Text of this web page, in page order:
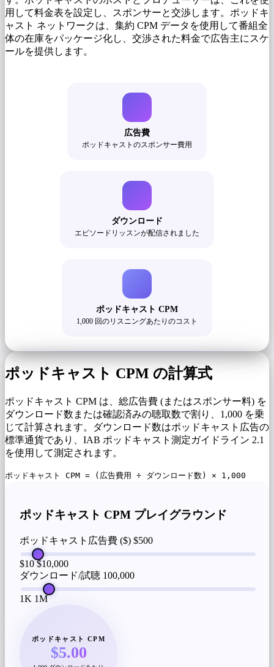
用して料金表を設定し、スポンサーと交渉します。ポッドキ
ャスト ネットワークは、集約 CPM データを使用して番組全
体の在庫をパッケージ化し、交渉された料金で広告主にスケ
ールを提供します。
広告費
ポッドキャストのスポンサー費用
ダウンロード
エピソードリッスンが配信されました
ポッドキャスト CPM
1,000 回のリスニングあたりのコスト
ポッドキャスト CPM の計算式
ポッドキャスト CPM は、総広告費 (またはスポンサー料) を
ダウンロード数または確認済みの聴取数で割り、1,000 を乗
じて計算されます。ダウンロード数はポッドキャスト広告の
標準通貨であり、IAB ポッドキャスト測定ガイドライン 2.1
を使用して測定されます。
ポッドキャスト CPM = (広告費用 ÷ ダウンロード数) × 1,000
ポッドキャスト CPM プレイグラウンド
ポッドキャスト広告費 ($) $500
$10 $10,000
ダウンロード/試聴 100,000
1K 1M
ポッドキャスト CPM
$5.00